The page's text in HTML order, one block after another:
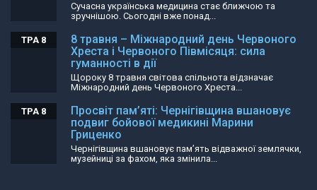
Сучасна українська медицина стає ближчою та
зручнішою. Сьогодні вже понад...
8 травня – Міжнародний день Червоного
Хреста і Червоного Півмісяця: сила
гуманності в дії
ТРА 8
Щороку 8 травня світова спільнота відзначає
Міжнародний день Червоного Хреста...
Просвіт пам’яті: Чернігівщина вшановує
подвиг бойової медикині Марини
Гриценко
ТРА 8
Чернігівщина вшановує пам’ять відважної землячки,
музейниці за фахом, яка змінила...